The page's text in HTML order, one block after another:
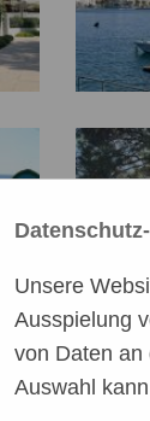
Unsere
Ausspielung
von Daten an
Auswahl